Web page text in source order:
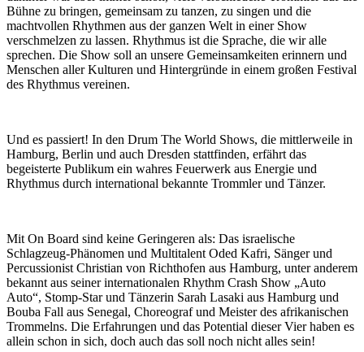
Bühne zu bringen, gemeinsam zu tanzen, zu singen und die
machtvollen Rhythmen aus der ganzen Welt in einer Show
verschmelzen zu lassen. Rhythmus ist die Sprache, die wir alle
sprechen. Die Show soll an unsere Gemeinsamkeiten erinnern und
Menschen aller Kulturen und Hintergründe in einem großen Festival
des Rhythmus vereinen.
Und es passiert! In den Drum The World Shows, die mittlerweile in
Hamburg, Berlin und auch Dresden stattfinden, erfährt das
begeisterte Publikum ein wahres Feuerwerk aus Energie und
Rhythmus durch international bekannte Trommler und Tänzer.
Mit On Board sind keine Geringeren als: Das israelische
Schlagzeug-Phänomen und Multitalent Oded Kafri, Sänger und
Percussionist Christian von Richthofen aus Hamburg, unter anderem
bekannt aus seiner internationalen Rhythm Crash Show „Auto
Auto“, Stomp-Star und Tänzerin Sarah Lasaki aus Hamburg und
Bouba Fall aus Senegal, Choreograf und Meister des afrikanischen
Trommelns. Die Erfahrungen und das Potential dieser Vier haben es
allein schon in sich, doch auch das soll noch nicht alles sein!